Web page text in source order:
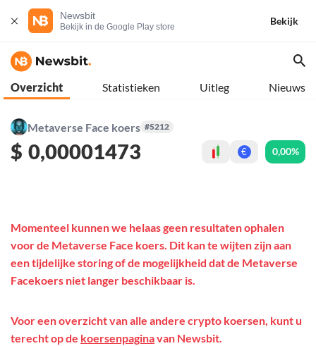
Newsbit
Bekijk in de Google Play store
Bekijk
Overzicht Statistieken Uitleg Nieuws
Metaverse Face koers #5212
$ 0,00001473 € 0,00%
Momenteel kunnen we helaas geen resultaten ophalen
voor de Metaverse Face koers. Dit kan te wijten zijn aan
een tijdelijke storing of de mogelijkheid dat de Metaverse
Facekoers niet langer beschikbaar is.
Voor een overzicht van alle andere crypto koersen, kunt u
terecht op de koersenpaginavan Newsbit.